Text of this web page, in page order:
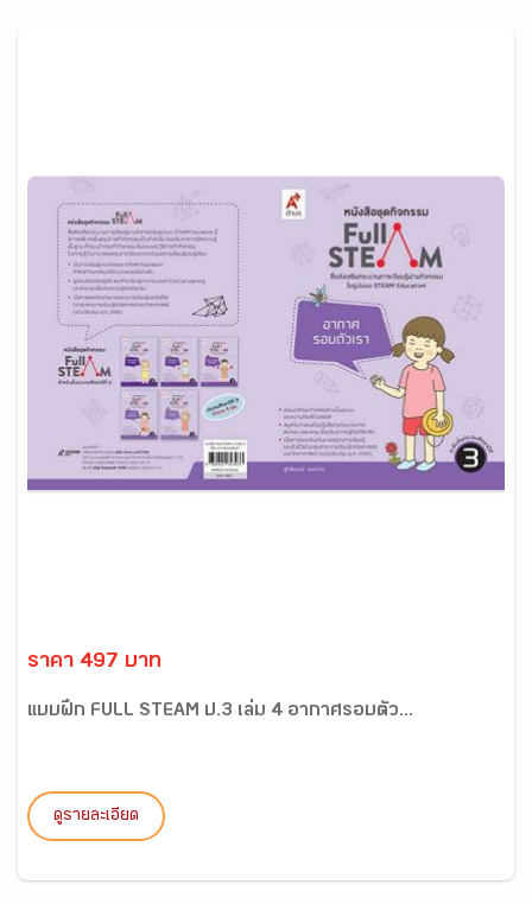
ราคา 497 บาท
แบบฝึก FULL STEAM ป.3 เล่ม 4 อากาศรอบตัว...
ดูรายละเอียด